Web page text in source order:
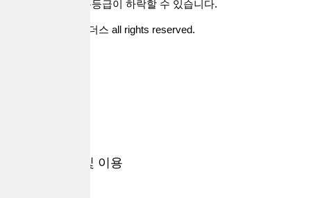
대출 시 귀하의 신용등급이 하락할 수 있습니다.
Copyright 대출브라더스 all rights reserved.
개인정보 수집 및 이용